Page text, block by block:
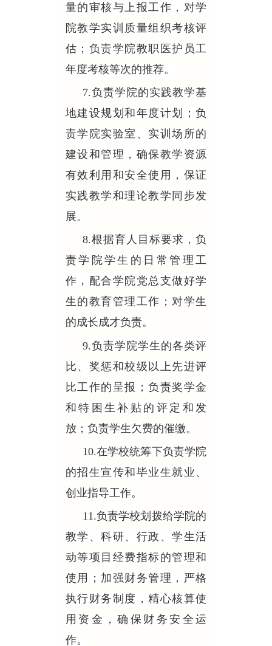
量的审核与上报工作，对学
院教学实训质量组织考核评
估；负责学院教职医护员工
年度考核等次的推荐。
7.负责学院的实践教学基
地建设规划和年度计划；负
责学院实验室、实训场所的
建设和管理，确保教学资源
有效利用和安全使用，保证
实践教学和理论教学同步发
展。
8.根据育人目标要求，负
责学院学生的日常管理工
作，配合学院党总支做好学
生的教育管理工作；对学生
的成长成才负责。
9.负责学院学生的各类评
比、奖惩和校级以上先进评
比工作的呈报；负责奖学金
和特困生补贴的评定和发
放；负责学生欠费的催缴。
10.在学校统筹下负责学院
的招生宣传和毕业生就业、
创业指导工作。
11.负责学校划拨给学院的
教学、科研、行政、学生活
动等项目经费指标的管理和
使用；加强财务管理，严格
执行财务制度，精心核算使
用资金，确保财务安全运
作。